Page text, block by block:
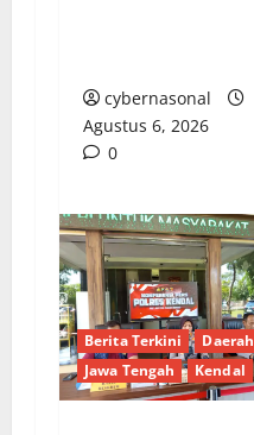
cybernasonal
Agustus 6, 2026
0
Berita Terkini
Daerah
Jawa Tengah
Kendal